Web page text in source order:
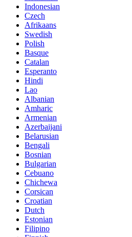
Indonesian
Czech
Afrikaans
Swedish
Polish
Basque
Catalan
Esperanto
Hindi
Lao
Albanian
Amharic
Armenian
Azerbaijani
Belarusian
Bengali
Bosnian
Bulgarian
Cebuano
Chichewa
Corsican
Croatian
Dutch
Estonian
Filipino